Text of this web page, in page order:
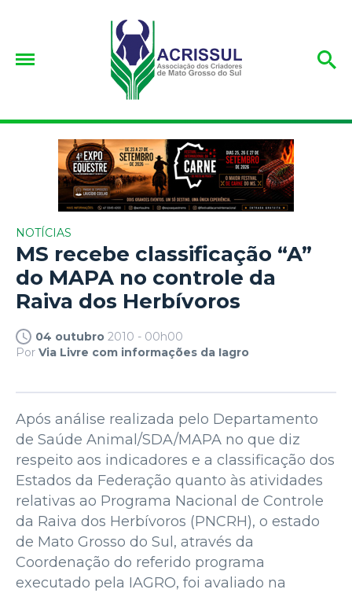
NOTÍCIAS
MS recebe classificação “A”
do MAPA no controle da
Raiva dos Herbívoros
04 outubro 2010 - 00h00
Por Via Livre com informações da Iagro
Após análise realizada pelo Departamento
de Saúde Animal/SDA/MAPA no que diz
respeito aos indicadores e a classificação dos
Estados da Federação quanto às atividades
relativas ao Programa Nacional de Controle
da Raiva dos Herbívoros (PNCRH), o estado
de Mato Grosso do Sul, através da
Coordenação do referido programa
executado pela IAGRO, foi avaliado na